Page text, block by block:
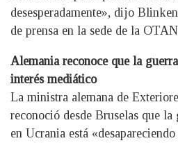
desesperadamente», dijo
de prensa en la sede de la
Alemania reconoce que la
interés mediático
La ministra alemana de
reconoció desde Bruselas que la
en Ucrania está